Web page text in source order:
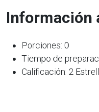
Información
Porciones: 0
Tiempo de
Calificación: 2